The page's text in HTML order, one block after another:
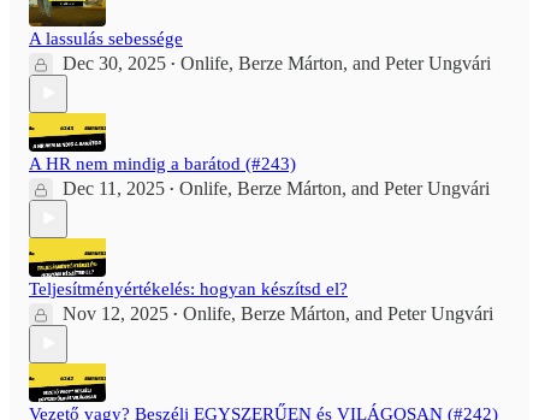
A lassulás sebessége
Dec 30, 2025 • Onlife, Berze Márton, and Peter Ungvári
A HR nem mindig a barátod (#243)
Dec 11, 2025 • Onlife, Berze Márton, and Peter Ungvári
Teljesítményértékelés: hogyan készítsd el?
Nov 12, 2025 • Onlife, Berze Márton, and Peter Ungvári
Vezető vagy? Beszélj EGYSZERŰEN és VILÁGOSAN (#242)